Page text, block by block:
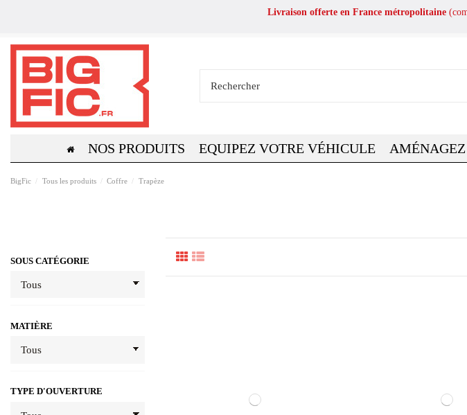
Livraison offerte en France métropolitaine
NOS PRODUITS EQUIPEZ VOTRE VÉHICULE
BigFic Tous les produits Coffre Trapèze
SOUS CATÉGORIE
MATIÈRE
TYPE D'OUVERTURE